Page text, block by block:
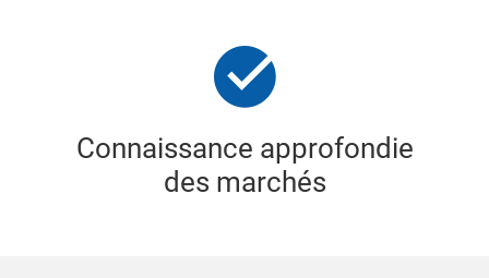
Connaissance approfondie
des marchés